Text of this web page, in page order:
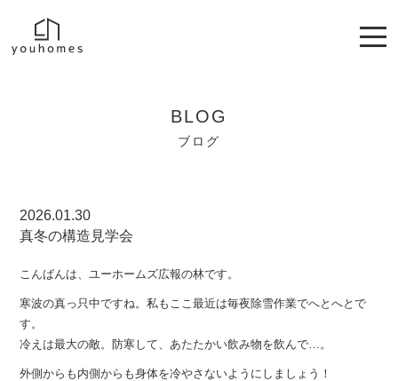
BLOG
ブログ
2026.01.30
真冬の構造見学会
こんばんは、ユーホームズ広報の林です。
寒波の真っ只中ですね。私もここ最近は毎夜除雪作業でへとへとで
す。
冷えは最大の敵。防寒して、あたたかい飲み物を飲んで…。
外側からも内側からも身体を冷やさないようにしましょう！